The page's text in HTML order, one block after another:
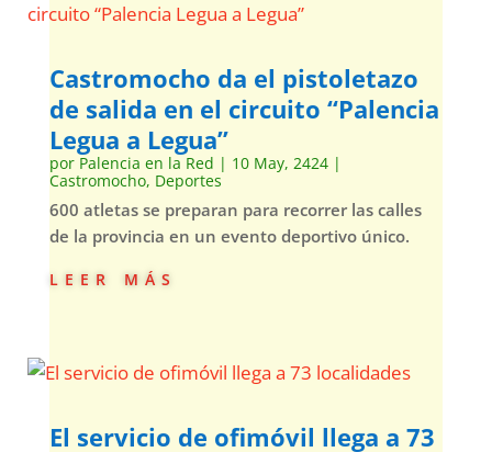
Castromocho da el pistoletazo
de salida en el circuito “Palencia
Legua a Legua”
por Palencia en la Red | 10 May, 2424|
Castromocho, Deportes
600 atletas se preparan para recorrer las calles
de la provincia en un evento deportivo único.
leer más
El servicio de ofimóvil llega a 73